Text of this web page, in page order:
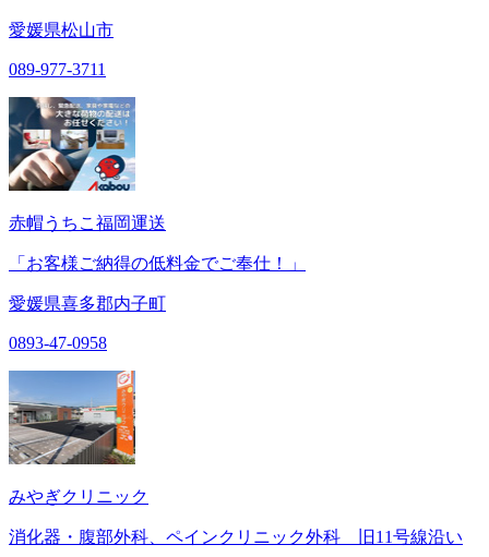
愛媛県松山市
089-977-3711
赤帽うちこ福岡運送
「お客様ご納得の低料金でご奉仕！」
愛媛県喜多郡内子町
0893-47-0958
みやぎクリニック
消化器・腹部外科、ペインクリニック外科 旧11号線沿い